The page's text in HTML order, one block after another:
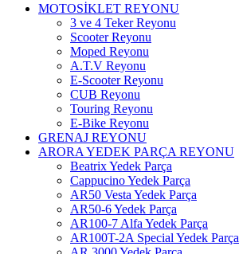
MOTOSİKLET REYONU
3 ve 4 Teker Reyonu
Scooter Reyonu
Moped Reyonu
A.T.V Reyonu
E-Scooter Reyonu
CUB Reyonu
Touring Reyonu
E-Bike Reyonu
GRENAJ REYONU
ARORA YEDEK PARÇA REYONU
Beatrix Yedek Parça
Cappucino Yedek Parça
AR50 Vesta Yedek Parça
AR50-6 Yedek Parça
AR100-7 Alfa Yedek Parça
AR100T-2A Special Yedek Parça